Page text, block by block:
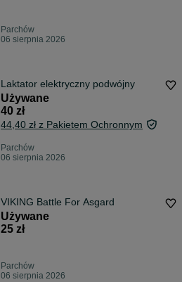
Parchów
06 sierpnia 2026
Laktator elektryczny podwójny
Używane
40 zł
44,40 zł z Pakietem Ochronnym
Parchów
06 sierpnia 2026
VIKING Battle For Asgard
Używane
25 zł
Parchów
06 sierpnia 2026